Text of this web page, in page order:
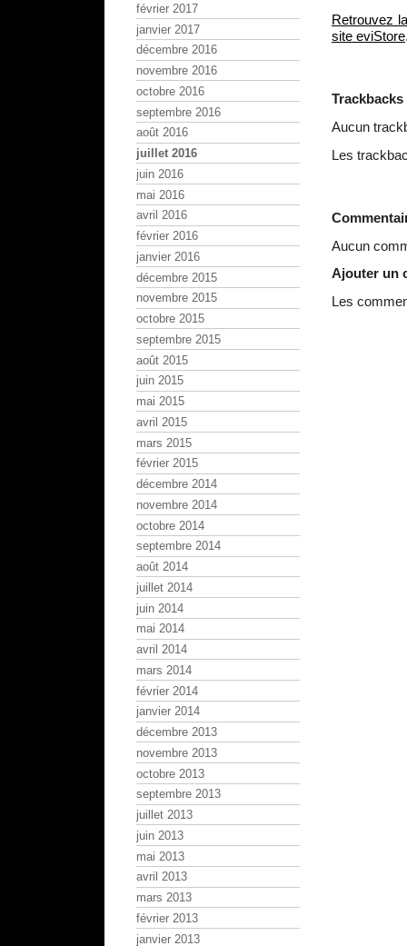
Retrouvez
site eviStore
Trackbacks
Aucun
Les
Aucun
Ajouter un
Les
février 2017
janvier 2017
décembre 2016
novembre 2016
octobre 2016
septembre 2016
août 2016
juillet 2016
juin 2016
mai 2016
avril 2016
février 2016
janvier 2016
décembre 2015
novembre 2015
octobre 2015
septembre 2015
août 2015
juin 2015
mai 2015
avril 2015
mars 2015
février 2015
décembre 2014
novembre 2014
octobre 2014
septembre 2014
août 2014
juillet 2014
juin 2014
mai 2014
avril 2014
mars 2014
février 2014
janvier 2014
décembre 2013
novembre 2013
octobre 2013
septembre 2013
juillet 2013
juin 2013
mai 2013
avril 2013
mars 2013
février 2013
janvier 2013